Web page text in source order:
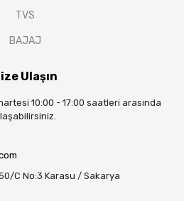
TVS
BAJAJ
Ulaşın
10:00 - 17:00 saatleri arasında
C No:3 Karasu / Sakarya